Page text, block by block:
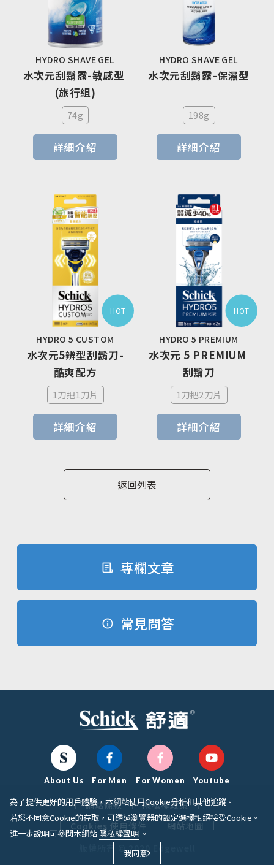
HYDRO SHAVE GEL
水次元刮鬍露-敏感型
(旅行組)
74g
詳細介紹
HYDRO SHAVE GEL
水次元刮鬍露-保濕型
198g
詳細介紹
HYDRO 5 CUSTOM
水次元5辨型刮鬍刀-
酷爽配方
1刀把1刀片
詳細介紹
HOT
HYDRO 5 PREMIUM
水次元 5 PREMIUM
刮鬍刀
1刀把2刀片
詳細介紹
HOT
返回列表
專欄文章
常見問答
About Us For Men For Women Youtube
網站條款
隱私權政策
Cookies 使用條件
網站地圖
版權所有 © 2020 Edgewell
為了提供更好的用戶體驗，本網站使用Cookie分析和其他追蹤。
若您不同意Cookie的存取，可透過瀏覽器的設定選擇拒絕接受Cookie。
進一步說明可參閱本網站隱私權聲明。
我同意